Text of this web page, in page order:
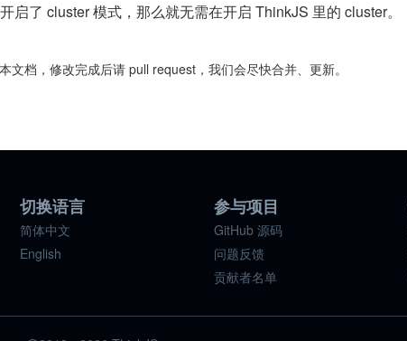
启了 cluster 模式，那么就无需在开启 ThinkJS 里的 cluster。
文档，修改完成后请 pull request，我们会尽快合并、更新。
切换语言
简体中文
English
参与项目
GitHub 源码
问题反馈
贡献者名单